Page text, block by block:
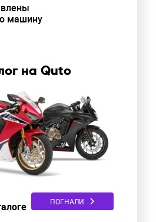
машину
на Quto
ПОГНАЛИ